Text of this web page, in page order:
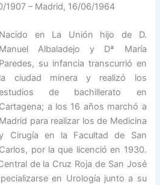
1907 – Madrid, 16/06/1964
Nacido en La Unión hijo de D.
Manuel Albaladejo y Dª María
Paredes, su infancia transcurrió en
la ciudad minera y realizó los
de bachillerato en
Cartagena; a los 16 años marchó a
Madrid para realizar los de Medicina
Cirugía en la Facultad de San
Carlos, por la que licenció en 1930.
de la Cruz Roja de San José
en Urología junto a su